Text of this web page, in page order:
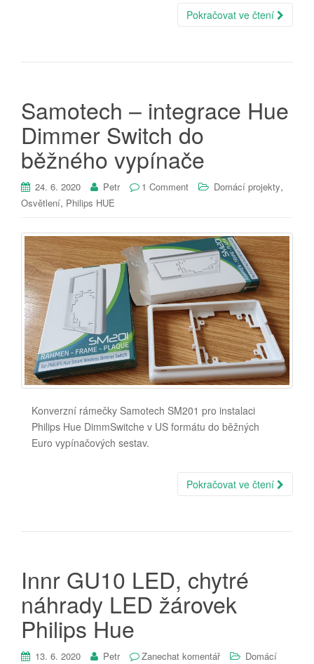
Pokračovat ve čtení
Samotech – integrace Hue
Dimmer Switch do
běžného vypínače
24. 6. 2020 Petr 1 Comment Domácí projekty,
Osvětlení, Philips HUE
Konverzní rámečky Samotech SM201 pro instalaci
Philips Hue DimmSwitche v US formátu do běžných
Euro vypínačových sestav.
Pokračovat ve čtení
Innr GU10 LED, chytré
náhrady LED žárovek
Philips Hue
13. 6. 2020 Petr Zanechat komentář
Domácí